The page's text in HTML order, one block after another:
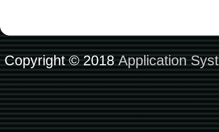
Copyright © 2018Application